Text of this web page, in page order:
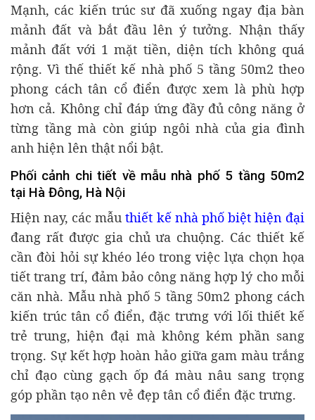
Mạnh, các kiến trúc sư đã xuống ngay địa bàn
mảnh đất và bắt đầu lên ý tưởng. Nhận thấy
mảnh đất với 1 mặt tiền, diện tích không quá
rộng. Vì thế thiết kế nhà phố 5 tầng 50m2 theo
phong cách tân cổ điển được xem là phù hợp
hơn cả. Không chỉ đáp ứng đầy đủ công năng ở
từng tầng mà còn giúp ngôi nhà của gia đình
anh hiện lên thật nổi bật.
Phối cảnh chi tiết về mẫu nhà phố 5 tầng 50m2
tại Hà Đông, Hà Nội
Hiện nay, các mẫuthiết kế nhà phố biệt hiện đại
đang rất được gia chủ ưa chuộng. Các thiết kế
cần đòi hỏi sự khéo léo trong việc lựa chọn họa
tiết trang trí, đảm bảo công năng hợp lý cho mỗi
căn nhà. Mẫu nhà phố 5 tầng 50m2 phong cách
kiến trúc tân cổ điển, đặc trưng với lối thiết kế
trẻ trung, hiện đại mà không kém phần sang
trọng. Sự kết hợp hoàn hảo giữa gam màu trắng
chỉ đạo cùng gạch ốp đá màu nâu sang trọng
góp phần tạo nên vẻ đẹp tân cổ điển đặc trưng.